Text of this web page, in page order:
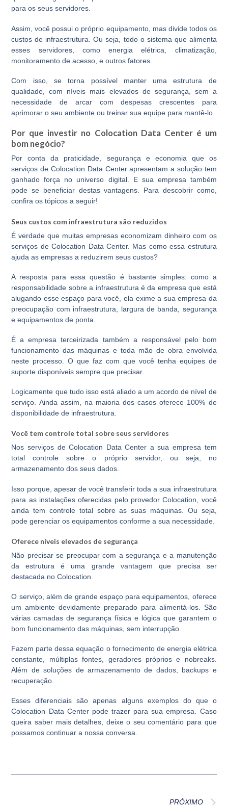
para os seus servidores.
Assim, você possui o próprio equipamento, mas divide todos os
custos de infraestrutura. Ou seja, todo o sistema que alimenta
esses servidores, como energia elétrica, climatização,
monitoramento de acesso, e outros fatores.
Com isso, se torna possível manter uma estrutura de
qualidade, com níveis mais elevados de segurança, sem a
necessidade de arcar com despesas crescentes para
aprimorar o seu ambiente ou treinar sua equipe para mantê-lo.
Por que investir no Colocation Data Center é um
bom negócio?
Por conta da praticidade, segurança e economia que os
serviços de Colocation Data Center apresentam a solução tem
ganhado força no universo digital. E sua empresa também
pode se beneficiar destas vantagens. Para descobrir como,
confira os tópicos a seguir!
Seus custos com infraestrutura são reduzidos
É verdade que muitas empresas economizam dinheirocom os
serviços de Colocation Data Center. Mas como essa estrutura
ajuda as empresas a reduzirem seus custos?
A resposta para essa questão é bastante simples: como a
responsabilidade sobre a infraestrutura é da empresa que está
alugando esse espaço para você, ela exime a sua empresa da
preocupação com infraestrutura, largura de banda, segurança
e equipamentos de ponta.
É a empresa terceirizada também a responsável pelo bom
funcionamento das máquinas e toda mão de obra envolvida
neste processo. O que faz com que você tenha equipes de
suporte disponíveis sempre que precisar.
Logicamente que tudo isso está aliado a um acordo de nível de
serviço. Ainda assim, na maioria dos casos oferece 100% de
disponibilidade de infraestrutura.
Você tem controle total sobre seus servidores
Nos serviços de Colocation Data Center a sua empresa tem
total controle sobre o próprio servidor, ou seja, no
armazenamento dos seus dados.
Isso porque, apesar de você transferir toda a sua infraestrutura
para as instalações oferecidas pelo provedor Colocation, você
ainda tem controle total sobre as suas máquinas.
Ou seja,
pode gerenciar os equipamentos conforme a sua necessidade.
Oferece níveis elevados de segurança
Não precisar se preocupar com a segurança e a manutenção
da estrutura é uma grande vantagem que precisa ser
destacada no Colocation.
O serviço, além de grande espaço para equipamentos, oferece
um ambiente devidamente preparado para alimentá-los. São
váriascamadas de segurança física e lógica que garantem o
bom funcionamento das máquinas, sem interrupção.
Fazem parte dessa equação o fornecimento de energia elétrica
constante, múltiplas fontes, geradores próprios e nobreaks.
Além de soluções de armazenamento de dados, backups e
recuperação.
Esses diferenciais são apenas alguns exemplos do que o
Colocation Data Center pode trazer para sua empresa. Caso
queira saber mais detalhes, deixe o seu comentário para que
possamos continuar a nossa conversa.
PRÓXIMO